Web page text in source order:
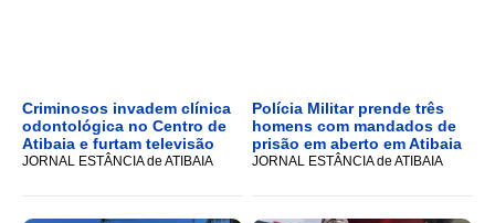
Criminosos invadem clínica
odontológica no Centro de
Atibaia e furtam televisão
JORNAL ESTÂNCIA de ATIBAIA
Polícia Militar prende três
homens com mandados de
prisão em aberto em Atibaia
JORNAL ESTÂNCIA de ATIBAIA